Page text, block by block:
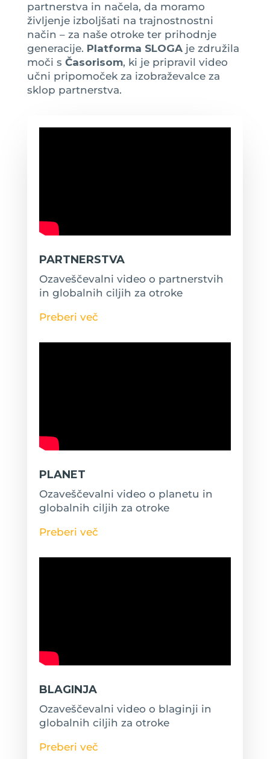
partnerstva in načela, da moramo
življenje izboljšati na trajnostnostni
način – za naše otroke ter prihodnje
generacije. Platforma SLOGAje združila
moči s Časorisom, ki je pripravil video
učni pripomoček za izobraževalce za
sklop partnerstva.
PARTNERSTVA
Ozaveščevalni video o partnerstvih
in globalnih ciljih za otroke
Preberi več
PLANET
Ozaveščevalni video o planetu in
globalnih ciljih za otroke
Preberi več
BLAGINJA
Ozaveščevalni video o blaginji in
globalnih ciljih za otroke
Preberi več